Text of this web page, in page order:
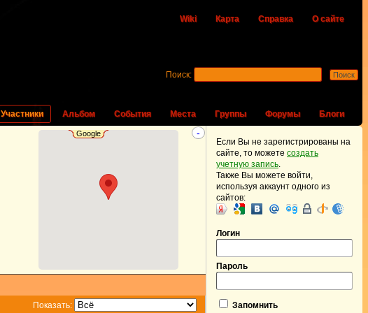
Wiki Карта Справка О сайте
Участники Альбом События Места Группы Форумы Блоги
Поиск:
-
Google
Показать:
Если Вы не зарегистрированы на
сайте, то можете создать
учетную запись.
Также Вы можете войти,
используя аккаунт одного из
сайтов:
Логин
Пароль
Запомнить